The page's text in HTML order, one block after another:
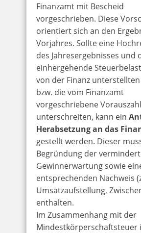
Finanzamt mit Bescheid
vorgeschrieben. Diese
orientiert sich an den
Vorjahres. Sollte eine
des Jahresergebnisses und
einhergehende
von der Finanz
bzw. die vom Finanzamt
vorgeschriebene
unterschreiten, kann ein
Herabsetzung an das
gestellt werden. Dieser
Begründung der
Gewinnerwartung sowie
entsprechenden Nachweis
Umsatzaufstellung,
enthalten.
Im Zusammenhang mit der
Mindestkörperschaftsteuer